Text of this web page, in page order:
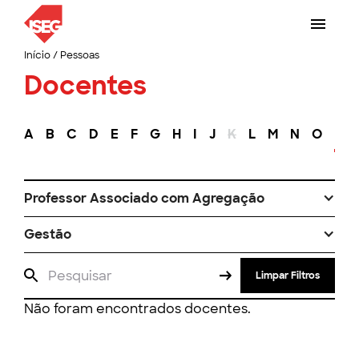
Início/ Pessoas
Docentes
A B C D E F G H I J K L M N O
Professor Associado com Agregação
Gestão
Limpar Filtros
Não foram encontrados docentes.